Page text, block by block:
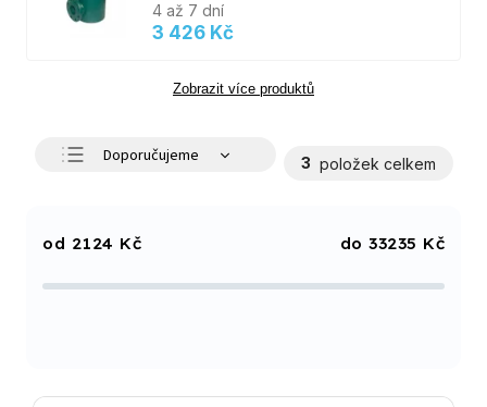
4 až 7 dní
3 426 Kč
Zobrazit více produktů
Doporučujeme
Abecedně
3 položek celkem
2124 Kč 33235 Kč